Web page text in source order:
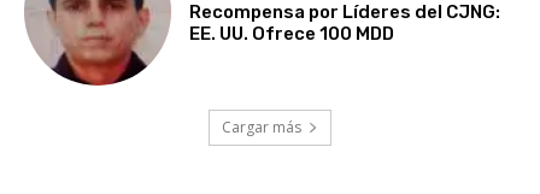
Recompensa por Líderes del CJNG:
EE. UU. Ofrece 100 MDD
Cargar más